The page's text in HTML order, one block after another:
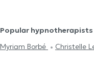
personne porte en elle
composer avec les
Popular
Myriam Borbé
Christelle